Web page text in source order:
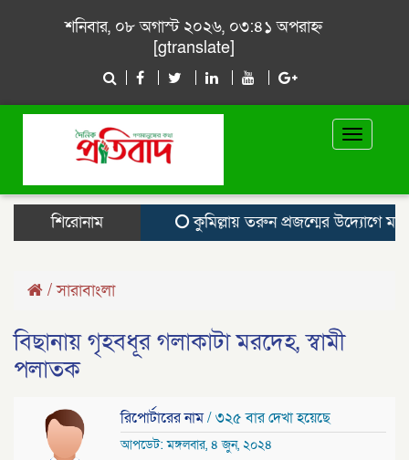
শনিবার, ০৮ অগাস্ট ২০২৬, ০৩:৪১ অপরাহ্ন
[gtranslate]
Toggle
শিরোনাম কুমিল্লায় তরুন প্রজন্মের উদ্যোগে
/সারাবাংলা
বিছানায় গৃহবধূর গলাকাটা মরদেহ, স্বামী
পলাতক
রিপোর্টারের নাম/ ৩২৫ বার দেখা হয়েছে
আপডেট: মঙ্গলবার, ৪ জুন, ২০২৪